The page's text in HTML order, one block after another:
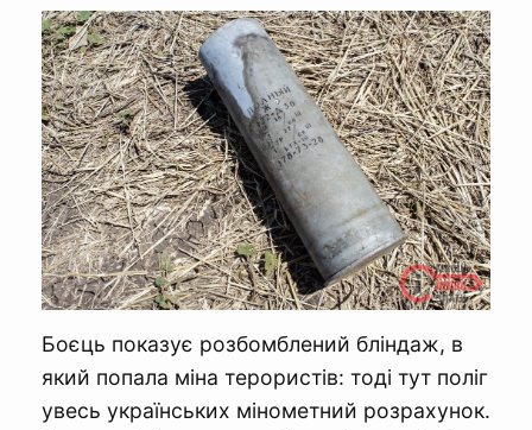
Боєць показує розбомблений бліндаж, в
який попала міна терористів: тоді тут поліг
увесь українських мінометний розрахунок.